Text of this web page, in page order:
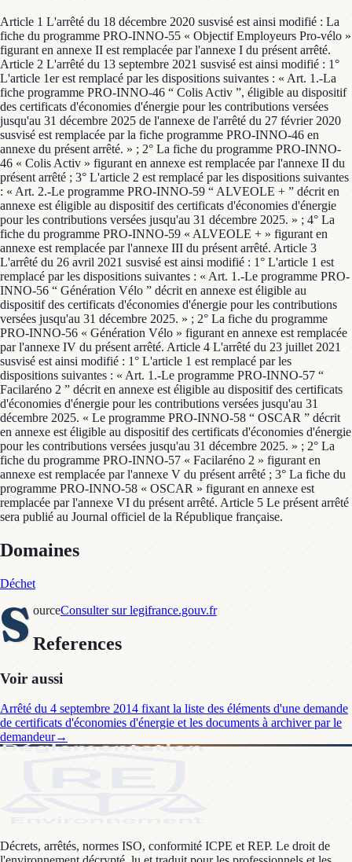
Article 1 L'arrêté du 18 décembre 2020 susvisé est ainsi modifié : La
fiche du programme PRO-INNO-55 « Objectif Employeurs Pro-vélo »
figurant en annexe II est remplacée par l'annexe I du présent arrêté.
Article 2 L'arrêté du 13 septembre 2021 susvisé est ainsi modifié : 1°
L'article 1er est remplacé par les dispositions suivantes : « Art. 1.-La
fiche programme PRO-INNO-46 “ Colis Activ ”, éligible au dispositif
des certificats d'économies d'énergie pour les contributions versées
jusqu'au 31 décembre 2025 de l'annexe de l'arrêté du 27 février 2020
susvisé est remplacée par la fiche programme PRO-INNO-46 en
annexe du présent arrêté. » ; 2° La fiche du programme PRO-INNO-
46 « Colis Activ » figurant en annexe est remplacée par l'annexe II du
présent arrêté ; 3° L'article 2 est remplacé par les dispositions suivantes
: « Art. 2.-Le programme PRO-INNO-59 “ ALVEOLE + ” décrit en
annexe est éligible au dispositif des certificats d'économies d'énergie
pour les contributions versées jusqu'au 31 décembre 2025. » ; 4° La
fiche du programme PRO-INNO-59 « ALVEOLE + » figurant en
annexe est remplacée par l'annexe III du présent arrêté. Article 3
L'arrêté du 26 avril 2021 susvisé est ainsi modifié : 1° L'article 1 est
remplacé par les dispositions suivantes : « Art. 1.-Le programme PRO-
INNO-56 “ Génération Vélo ” décrit en annexe est éligible au
dispositif des certificats d'économies d'énergie pour les contributions
versées jusqu'au 31 décembre 2025. » ; 2° La fiche du programme
PRO-INNO-56 « Génération Vélo » figurant en annexe est remplacée
par l'annexe IV du présent arrêté. Article 4 L'arrêté du 23 juillet 2021
susvisé est ainsi modifié : 1° L'article 1 est remplacé par les
dispositions suivantes : « Art. 1.-Le programme PRO-INNO-57 “
Facilaréno 2 ” décrit en annexe est éligible au dispositif des certificats
d'économies d'énergie pour les contributions versées jusqu'au 31
décembre 2025. « Le programme PRO-INNO-58 “ OSCAR ” décrit
en annexe est éligible au dispositif des certificats d'économies d'énergie
pour les contributions versées jusqu'au 31 décembre 2025. » ; 2° La
fiche du programme PRO-INNO-57 « Facilaréno 2 » figurant en
annexe est remplacée par l'annexe V du présent arrêté ; 3° La fiche du
programme PRO-INNO-58 « OSCAR » figurant en annexe est
remplacée par l'annexe VI du présent arrêté. Article 5 Le présent arrêté
sera publié au Journal officiel de la République française.
Domaines
Déchet
S ourceConsulter sur legifrance.gouv.fr
References
Voir aussi
Arrêté du 4 septembre 2014 fixant la liste des éléments d'une demande
de certificats d'économies d'énergie et les documents à archiver par le
demandeur→
Décrets, arrêtés, normes ISO, conformité ICPE et REP. Le droit de